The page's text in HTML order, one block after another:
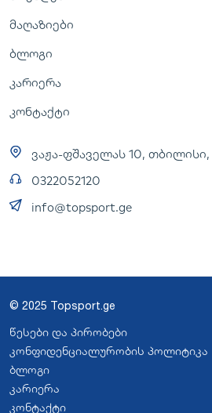
მაღაზიები
ბლოგი
კარიერა
კონტაქტი
ვაჟა-ფშაველას 10,
0322052120
info@topsport.ge
© 2025 Topsport.ge
წესები და პირობები
კონფიდენციალურობის პოლიტიკა
ბლოგი
კარიერა
კონტაქტი